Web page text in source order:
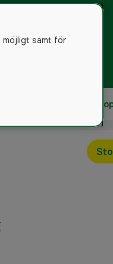
möjligt samt för